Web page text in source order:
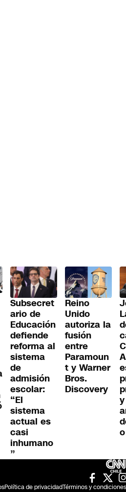
Subsecret
ario de
Educación
defiende
reforma al
sistema
de
admisión
escolar:
“El
sistema
actual es
casi
inhumano
”
Reino
Unido
autoriza la
fusión
entre
Paramoun
t y Warner
Bros.
Discovery
o
Política de privacidadTérminos y condiciones